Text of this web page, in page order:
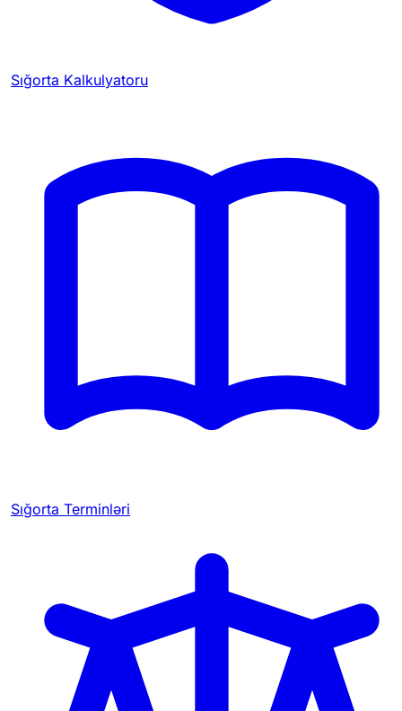
Sığorta Kalkulyatoru
Sığorta Terminləri